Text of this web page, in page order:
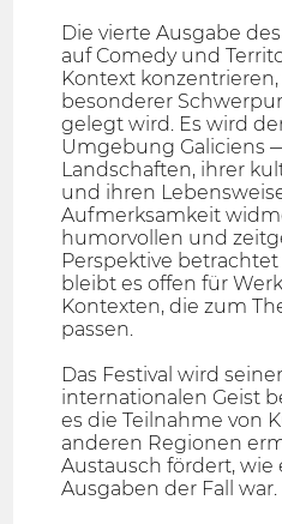
Die vierte Ausgabe
auf Comedy und
Kontext
besonderer
gelegt wird. Es wird
Umgebung Galiciens
Landschaften, ihrer
und ihren
Aufmerksamkeit
humorvollen und
Perspektive
bleibt es offen für
Kontexten, die zum
passen.
Das Festival wird
internationalen Geist
es die Teilnahme von
anderen Regionen
Austausch fördert, wie
Ausgaben der Fall war.